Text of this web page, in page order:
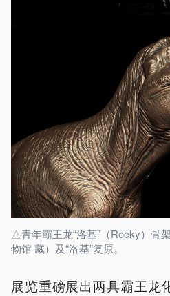
△青年霸王龙“洛基”（Rocky）骨
物馆 藏）及“洛基”复原。
展览重磅展出两具霸王龙